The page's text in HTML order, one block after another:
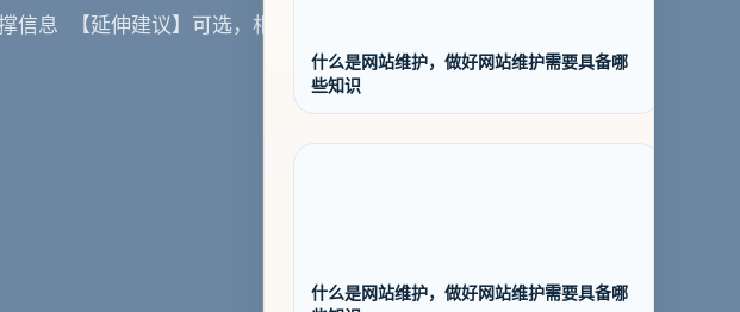
信息 【延伸建议】可选，相关建议
什么是网站维护，做好网站维护需要具备哪
些知识
什么是网站维护，做好网站维护需要具备哪